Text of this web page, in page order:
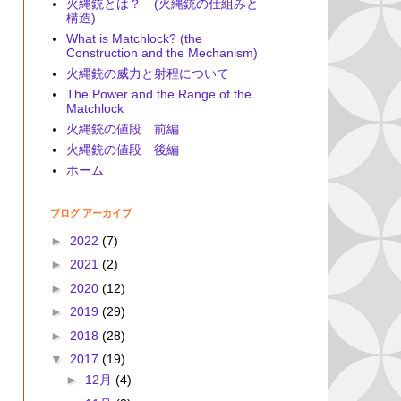
火縄銃とは？ (火縄銃の仕組みと
構造)
What is Matchlock? (the
Construction and the Mechanism)
火縄銃の威力と射程について
The Power and the Range of the
Matchlock
火縄銃の値段 前編
火縄銃の値段 後編
ホーム
ブログ アーカイブ
► 2022 (7)
► 2021 (2)
► 2020 (12)
► 2019 (29)
► 2018 (28)
▼ 2017 (19)
► 12月 (4)